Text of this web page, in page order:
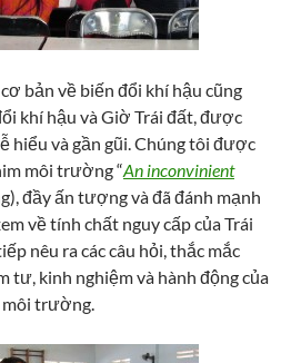
bản về biến đổi khí hậu cũng
khí hậu và Giờ Trái đất, được
hiểu và gần gũi. Chúng tôi được
môi trường “An inconvinient
đầy ấn tượng và đã đánh mạnh
về tính chất nguy cấp của Trái
nêu ra các câu hỏi, thắc mắc
tư, kinh nghiệm và hành động của
môi trường.